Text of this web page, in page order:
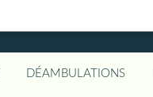
DÉAMBULATIONS